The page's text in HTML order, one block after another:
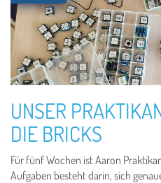
UNSER
DIE BRICKS
Für fünf Wochen ist Aaron
Aufgaben besteht darin, sich